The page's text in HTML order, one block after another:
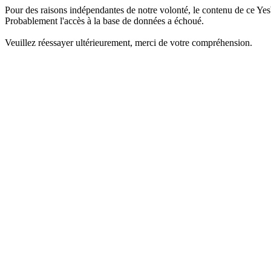
Pour des raisons indépendantes de notre volonté, le contenu de ce
Probablement l'accès à la base de données a échoué.
Veuillez réessayer ultérieurement, merci de votre compréhension.